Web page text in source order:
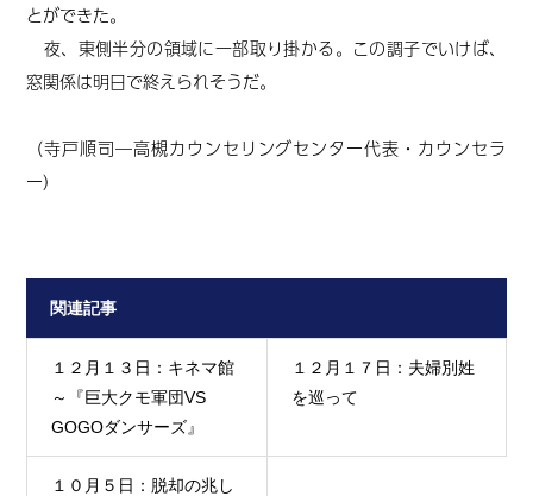
とができた。
夜、東側半分の領域に一部取り掛かる。この調子でいけば、
窓関係は明日で終えられそうだ。
（寺戸順司―高槻カウンセリングセンター代表・カウンセラ
ー）
関連記事
１２月１３日：キネマ館
～『巨大クモ軍団VS
GOGOダンサーズ』
１２月１７日：夫婦別姓
を巡って
１０月５日：脱却の兆し